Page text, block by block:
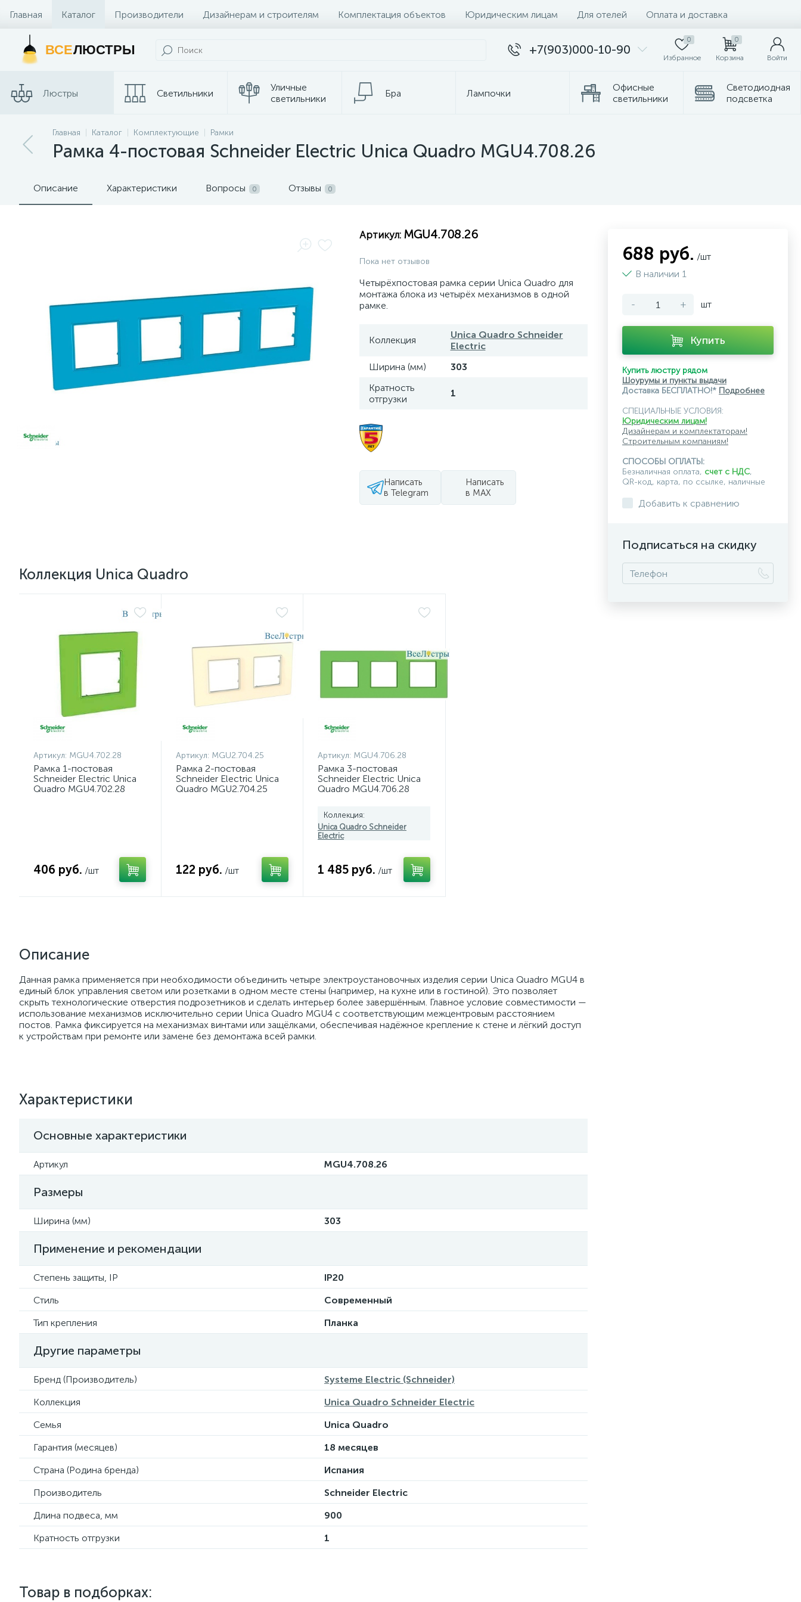
Главная Каталог Производители Дизайнерам и строителям Комплектация объектов Юридическим лицам Для отелей Оплата и доставка
Контакты и Магазины
ВСЕЛЮСТРЫ +7(903)000-10-90
0
Избранное
0
Корзина Войти
Люстры Светильники
Уличные
светильники
Бра Лампочки
Офисные
светильники
Светодиодная
подсветка
Споты
Трековые
системы
лампы
Главная Каталог Комплектующие Рамки
Рамка 4-постовая Schneider Electric Unica Quadro MGU4.708.26
Описание Характеристики Вопросы 0 Отзывы 0
Артикул: MGU4.708.26
Пока нет отзывов
Четырёхпостовая рамка серии Unica Quadro для
монтажа блока из четырёх механизмов в одной
рамке.
Коллекция
Unica Quadro Schneider
Electric
Ширина (мм)
303
Кратность
отгрузки
1
Написать
в Telegram
Написать
в MAX
Коллекция Unica Quadro
Артикул: MGU4.702.28
Рамка 1-постовая
Schneider Electric Unica
Quadro MGU4.702.28
406 руб. /шт
Артикул: MGU2.704.25
Рамка 2-постовая
Schneider Electric Unica
Quadro MGU2.704.25
122 руб. /шт
Артикул: MGU4.706.28
Рамка 3-постовая
Schneider Electric Unica
Quadro MGU4.706.28
Коллекция:
Unica Quadro Schneider
Electric
1 485 руб. /шт
Описание
Данная рамка применяется при необходимости объединить четыре электроустановочных изделия серии Unica Quadro MGU4 в
единый блок управления светом или розетками в одном месте стены (например, на кухне или в гостиной). Это позволяет
скрыть технологические отверстия подрозетников и сделать интерьер более завершённым. Главное условие совместимости —
использование механизмов исключительно серии Unica Quadro MGU4 с соответствующим межцентровым расстоянием
постов. Рамка фиксируется на механизмах винтами или защёлками, обеспечивая надёжное крепление к стене и лёгкий доступ
к устройствам при ремонте или замене без демонтажа всей рамки.
Характеристики
Основные характеристики
Артикул MGU4.708.26
Размеры
Ширина (мм) 303
Применение и рекомендации
Степень защиты, IP
IP20
Стиль
Современный
Тип крепления
Планка
Другие параметры
Бренд (Производитель)
Systeme Electric (Schneider)
Коллекция
Unica Quadro Schneider Electric
Семья
Unica Quadro
Гарантия (месяцев)
18 месяцев
Страна (Родина бренда)
Испания
Производитель
Schneider Electric
Длина подвеса, мм
900
Кратность отгрузки
1
Товар в подборках:
688 руб. /шт
В наличии 1
- + шт
Купить
Купить люстру рядом
Шоурумы и пункты выдачи
Доставка БЕСПЛАТНО!* Подробнее
СПЕЦИАЛЬНЫЕ УСЛОВИЯ:
Юридическим лицам!
Дизайнерам и комплектаторам!
Строительным компаниям!
СПОСОБЫ ОПЛАТЫ:
Безналичная оплата, счет с НДС,
QR-код, карта, по ссылке, наличные
Добавить к сравнению
Подписаться на скидку